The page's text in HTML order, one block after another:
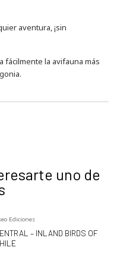
aventura, ¡sin
fácilmente la avifauna más
uno de
Ediciones
– INLAND BIRDS OF